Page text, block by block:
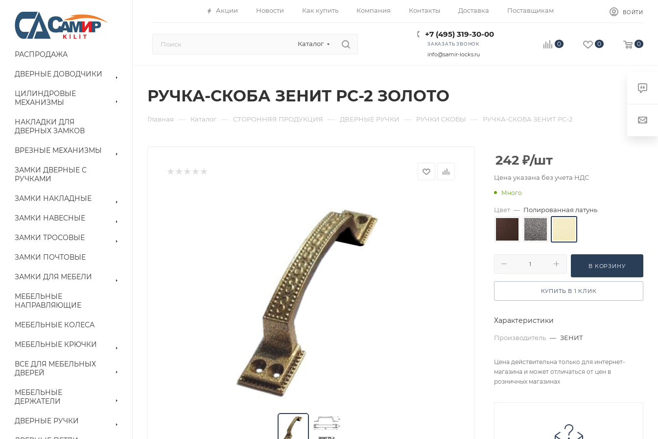
Акции Новости Как купить Компания Контакты Доставка Поставщикам ВОЙТИ
Каталог
+7 (495) 319-30-00
ЗАКАЗАТЬ ЗВОНОК
info@samir-locks.ru
0 0 0
РАСПРОДАЖА
ДВЕРНЫЕ ДОВОДЧИКИ
ЦИЛИНДРОВЫЕ
МЕХАНИЗМЫ
НАКЛАДКИ ДЛЯ
ДВЕРНЫХ ЗАМКОВ
ВРЕЗНЫЕ МЕХАНИЗМЫ
ЗАМКИ ДВЕРНЫЕ С
РУЧКАМИ
ЗАМКИ НАКЛАДНЫЕ
ЗАМКИ НАВЕСНЫЕ
ЗАМКИ ТРОСОВЫЕ
ЗАМКИ ПОЧТОВЫЕ
ЗАМКИ ДЛЯ МЕБЕЛИ
МЕБЕЛЬНЫЕ
НАПРАВЛЯЮЩИЕ
МЕБЕЛЬНЫЕ КОЛЕСА
МЕБЕЛЬНЫЕ КРЮЧКИ
ВСЕ ДЛЯ МЕБЕЛЬНЫХ
ДВЕРЕЙ
МЕБЕЛЬНЫЕ
ДЕРЖАТЕЛИ
ДВЕРНЫЕ РУЧКИ
РУЧКА-СКОБА ЗЕНИТ РС-2 ЗОЛОТО
Главная — Каталог — СТОРОННЯЯ ПРОДУКЦИЯ — ДВЕРНЫЕ РУЧКИ — РУЧКИ СКОБЫ — РУЧКА-СКОБА ЗЕНИТ РС-2
242 ₽/шт
Цена указана без учета НДС
Много
Цвет — Полированная латунь
В КОРЗИНУ
КУПИТЬ В 1 КЛИК
Характеристики
Производитель — ЗЕНИТ
Цена действительна только для интернет-
магазина и может отличаться от цен в
розничных магазинах